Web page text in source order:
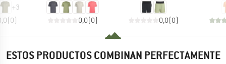
+3
(0) 0,0(0) 0,0(0)
ESTOS PRODUCTOS COMBINAN PERFECTAMENTE